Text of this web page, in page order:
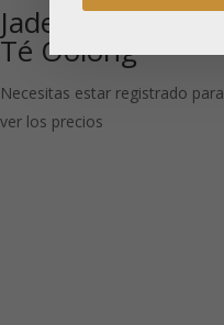
Jade Dong Ding:
Té Oolong
Necesitas estar registrado para
ver los precios